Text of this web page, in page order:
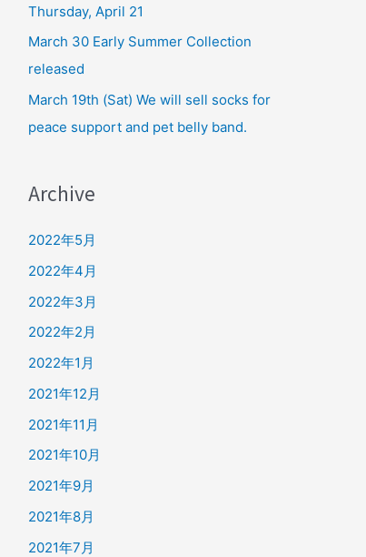
Thursday, April 21
March 30 Early Summer Collection
released
March 19th (Sat) We will sell socks for
peace support and pet belly band.
Archive
2022年5月
2022年4月
2022年3月
2022年2月
2022年1月
2021年12月
2021年11月
2021年10月
2021年9月
2021年8月
2021年7月